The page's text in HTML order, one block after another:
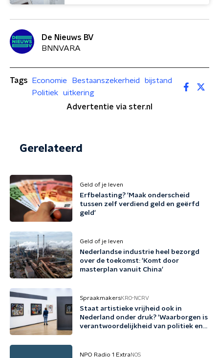
De Nieuws BV
BNNVARA
Tags Economie Bestaanszekerheid
bijstand
Politiek
uitkering
Advertentie via ster.nl
Gerelateerd
Geld of je leven
Erfbelasting? 'Maak onderscheid
tussen zelf verdiend geld en geërfd
geld'
Geld of je leven
Nederlandse industrie heel bezorgd
over de toekomst: 'Komt door
masterplan vanuit China'
SpraakmakersKRO-NCRV
Staat artistieke vrijheid ook in
Nederland onder druk? 'Waarborgen is
verantwoordelijkheid van politiek en
NPO Radio 1 Extra NOS